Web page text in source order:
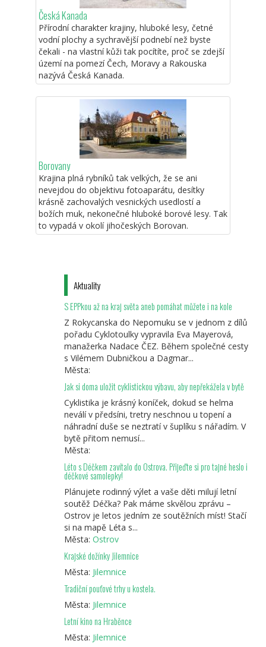
Česká Kanada
Přírodní charakter krajiny, hluboké lesy, četné
vodní plochy a sychravější podnebí než byste
čekali - na vlastní kůži tak pocítíte, proč se zdejší
území na pomezí Čech, Moravy a Rakouska
nazývá Česká Kanada.
Borovany
Krajina plná rybníků tak velkých, že se ani
nevejdou do objektivu fotoaparátu, desítky
krásně zachovalých vesnických usedlostí a
božích muk, nekonečné hluboké borové lesy. Tak
to vypadá v okolí jihočeských Borovan.
Aktuality
S EPPkou až na kraj světa aneb pomáhat můžete i na kole
Z Rokycanska do Nepomuku se v jednom z dílů
pořadu Cyklotoulky vypravila Eva Mayerová,
manažerka Nadace ČEZ. Během společné cesty
s Vilémem Dubničkou a Dagmar...
Města:
Jak si doma uložit cyklistickou výbavu, aby nepřekážela v bytě
Cyklistika je krásný koníček, dokud se helma
neválí v předsíni, tretry neschnou u topení a
náhradní duše se neztratí v šuplíku s nářadím. V
bytě přitom nemusí...
Města:
Léto s Déčkem zavítalo do Ostrova. Přijeďte si pro tajné heslo i
déčkové samolepky!
Plánujete rodinný výlet a vaše děti milují letní
soutěž Déčka? Pak máme skvělou zprávu –
Ostrov je letos jedním ze soutěžních míst! Stačí
si na mapě Léta s...
Města: Ostrov
Krajské dožínky Jilemnice
Města: Jilemnice
Tradiční pouťové trhy u kostela.
Města: Jilemnice
Letní kino na Hraběnce
Města: Jilemnice